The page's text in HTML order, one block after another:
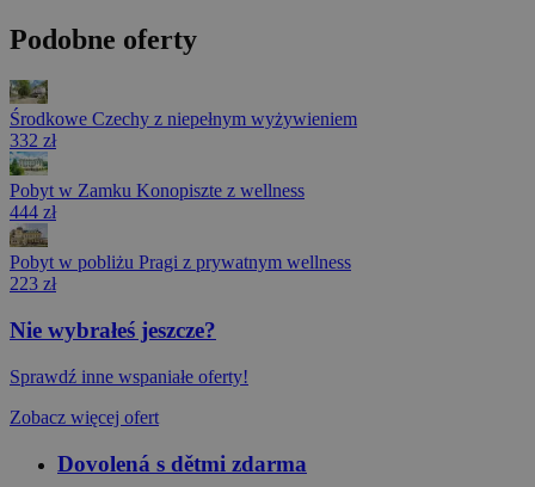
Podobne oferty
Środkowe Czechy z niepełnym wyżywieniem
332 zł
Pobyt w Zamku Konopiszte z wellness
444 zł
Pobyt w pobliżu Pragi z prywatnym wellness
223 zł
Nie wybrałeś jeszcze?
Sprawdź inne wspaniałe oferty!
Zobacz więcej ofert
Dovolená s dětmi zdarma